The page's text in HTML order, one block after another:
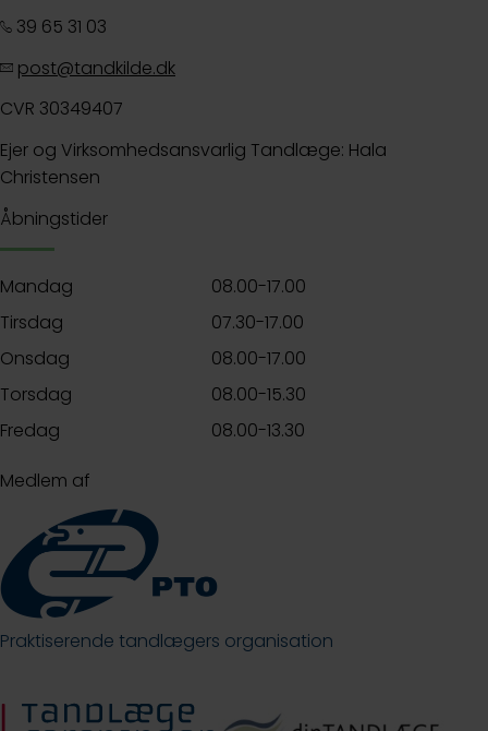
39 65 31 03
post@tandkilde.dk
CVR 30349407
Ejer og Virksomhedsansvarlig Tandlæge: Hala
Christensen
Åbningstider
Mandag
08.00-17.00
Tirsdag
07.30-17.00
Onsdag
08.00-17.00
Torsdag
08.00-15.30
Fredag
08.00-13.30
Medlem af
Praktiserende tandlægers organisation